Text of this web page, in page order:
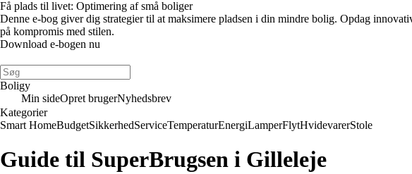
Få plads til livet: Optimering af små boliger
Denne e-bog giver dig strategier til at maksimere pladsen i din mindre bolig. Opdag
på kompromis med stilen.
Download e-bogen nu
Boligy
Min sideOpret brugerNyhedsbrev
Kategorier
Smart HomeBudgetSikkerhedServiceTemperaturEnergiLamperFlytHvidevarerStole
Guide til SuperBrugsen i Gilleleje